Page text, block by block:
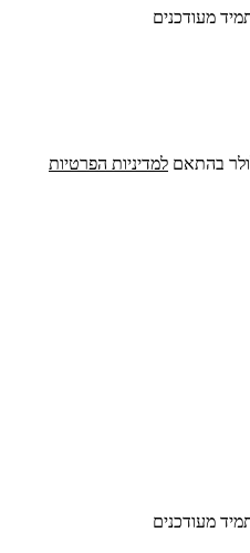
מעודכנים
בהתאם למדיניות הפרטיות
מעודכנים